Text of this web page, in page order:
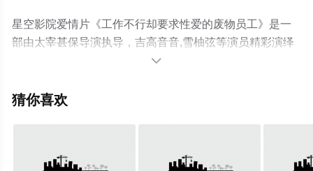
星空影院爱情片《工作不行却要求性爱的废物员工》是一
部由太宰甚保导演执导，吉高音音,雪柚弦等演员精彩演绎
的日本电影，手机免费观看高清无删减完整版电影大全就
或剧情网等平台了解。

猜你喜欢